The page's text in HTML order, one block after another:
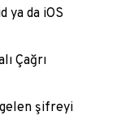
ya da iOS
Çağrı
şifreyi